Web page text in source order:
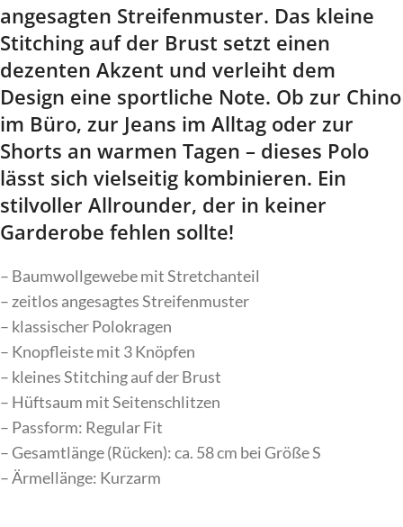
angesagten Streifenmuster. Das kleine
Stitching auf der Brust setzt einen
dezenten Akzent und verleiht dem
Design eine sportliche Note. Ob zur Chino
im Büro, zur Jeans im Alltag oder zur
Shorts an warmen Tagen – dieses Polo
lässt sich vielseitig kombinieren. Ein
stilvoller Allrounder, der in keiner
Garderobe fehlen sollte!
– Baumwollgewebe mit Stretchanteil
– zeitlos angesagtes Streifenmuster
– klassischer Polokragen
– Knopfleiste mit 3 Knöpfen
– kleines Stitching auf der Brust
– Hüftsaum mit Seitenschlitzen
– Passform: Regular Fit
– Gesamtlänge (Rücken): ca. 58 cm bei Größe S
– Ärmellänge: Kurzarm